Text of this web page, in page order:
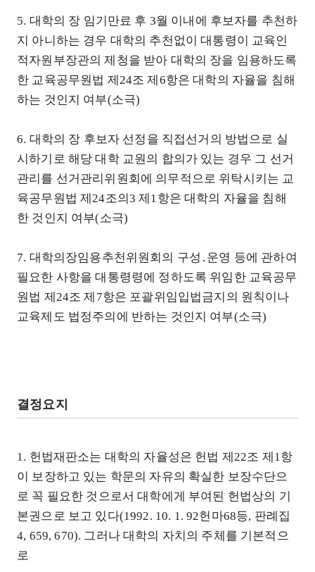
5. 대학의 장 임기만료 후 3월 이내에 후보자를 추천하
지 아니하는 경우 대학의 추천없이 대통령이 교육인
적자원부장관의 제청을 받아 대학의 장을 임용하도록
한 교육공무원법 제24조 제6항은 대학의 자율을 침해
하는 것인지 여부(소극)
6. 대학의 장 후보자 선정을 직접선거의 방법으로 실
시하기로 해당 대학 교원의 합의가 있는 경우 그 선거
관리를 선거관리위원회에 의무적으로 위탁시키는 교
육공무원법 제24조의3 제1항은 대학의 자율을 침해
한 것인지 여부(소극)
7. 대학의장임용추천위원회의 구성․운영 등에 관하여
필요한 사항을 대통령령에 정하도록 위임한 교육공무
원법 제24조 제7항은 포괄위임입법금지의 원칙이나
교육제도 법정주의에 반하는 것인지 여부(소극)
결정요지
1. 헌법재판소는 대학의 자율성은 헌법 제22조 제1항
이 보장하고 있는 학문의 자유의 확실한 보장수단으
로 꼭 필요한 것으로서 대학에게 부여된 헌법상의 기
본권으로 보고 있다(1992. 10. 1. 92헌마68등, 판례집
4, 659, 670). 그러나 대학의 자치의 주체를 기본적으
로